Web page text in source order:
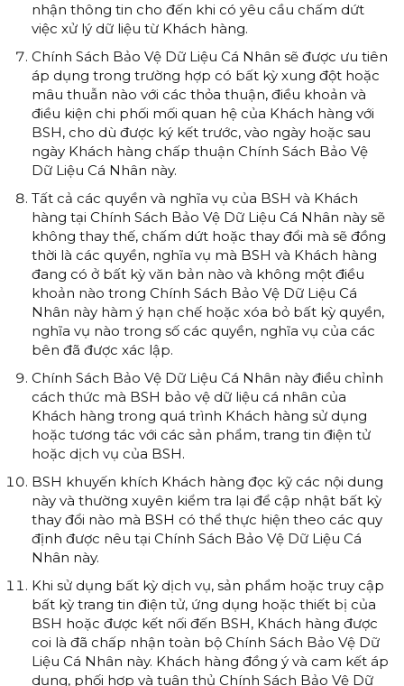
nhận thông tin cho đến khi có yêu cầu chấm dứt
việc xử lý dữ liệu từ Khách hàng.
Chính Sách Bảo Vệ Dữ Liệu Cá Nhân sẽ được ưu tiên
áp dụng trong trường hợp có bất kỳ xung đột hoặc
mâu thuẫn nào với các thỏa thuận, điều khoản và
điều kiện chi phối mối quan hệ của Khách hàng với
BSH, cho dù được ký kết trước, vào ngày hoặc sau
ngày Khách hàng chấp thuận Chính Sách Bảo Vệ
Dữ Liệu Cá Nhân này.
Tất cả các quyền và nghĩa vụ của BSH và Khách
hàng tại Chính Sách Bảo Vệ Dữ Liệu Cá Nhân này sẽ
không thay thế, chấm dứt hoặc thay đổi mà sẽ đồng
thời là các quyền, nghĩa vụ mà BSH và Khách hàng
đang có ở bất kỳ văn bản nào và không một điều
khoản nào trong Chính Sách Bảo Vệ Dữ Liệu Cá
Nhân này hàm ý hạn chế hoặc xóa bỏ bất kỳ quyền,
nghĩa vụ nào trong số các quyền, nghĩa vụ của các
bên đã được xác lập.
Chính Sách Bảo Vệ Dữ Liệu Cá Nhân này điều chỉnh
cách thức mà BSH bảo vệ dữ liệu cá nhân của
Khách hàng trong quá trình Khách hàng sử dụng
hoặc tương tác với các sản phẩm, trang tin điện tử
hoặc dịch vụ của BSH.
BSH khuyến khích Khách hàng đọc kỹ các nội dung
này và thường xuyên kiểm tra lại để cập nhật bất kỳ
thay đổi nào mà BSH có thể thực hiện theo các quy
định được nêu tại Chính Sách Bảo Vệ Dữ Liệu Cá
Nhân này.
Khi sử dụng bất kỳ dịch vụ, sản phẩm hoặc truy cập
bất kỳ trang tin điện tử, ứng dụng hoặc thiết bị của
BSH hoặc được kết nối đến BSH, Khách hàng được
coi là đã chấp nhận toàn bộ Chính Sách Bảo Vệ Dữ
Liệu Cá Nhân này. Khách hàng đồng ý và cam kết áp
dụng, phối hợp và tuân thủ Chính Sách Bảo Vệ Dữ